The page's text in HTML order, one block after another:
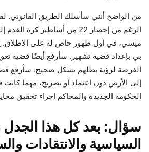
من الواضح أنني سأسلك الطريق القانوني.
الرغم من إحضار 22 من أساطير
ميسي، في أول ظهور خاص له على الإطلاق.
بي بإعداد قضية تشهير. سأرفع أيضًا قضية
الفرصة لرؤية بطلهم بشكل صحيح. سأرفع
إلى الأرض دون اعتماد أو تصريح، مهما
الحكومة الجديدة والمحاكم إجراء تحقيق
سؤال: بعد كل هذا الجدل
السياسية والانتقادات